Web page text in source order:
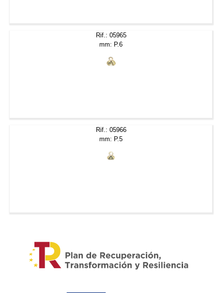
Rif.: 05965
mm: P.6
Rif.: 05966
mm: P.5